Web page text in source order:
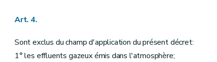
Art. 4.
Sont exclus du champ d'application du présent décret:
1° les effluents gazeux émis dans l'atmosphère;